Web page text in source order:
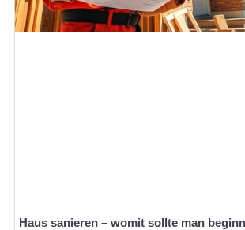
Haus sanieren – womit sollte man